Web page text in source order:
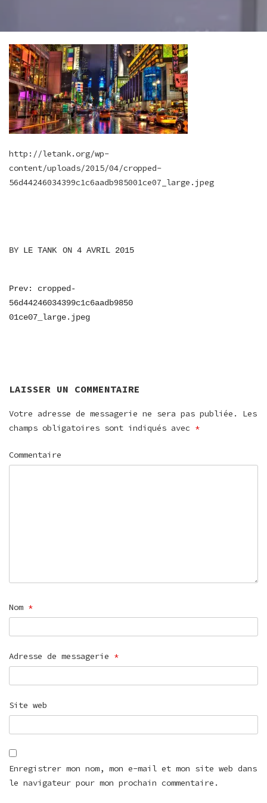
http://letank.org/wp-
content/uploads/2015/04/cropped-
56d44246034399c1c6aadb985001ce07_large.jpeg
BY LE TANK ON 4 AVRIL 2015
NAVIGATION
DE
Prev: cropped-
56d44246034399c1c6aadb9850
01ce07_large.jpeg
LAISSER UN COMMENTAIRE
Votre adresse de messagerie ne sera pas publiée.
Les
champs obligatoires sont indiqués avec *
Commentaire
Nom *
Adresse de messagerie *
Site web
Enregistrer mon nom, mon e-mail et mon site web dans
le navigateur pour mon prochain commentaire.